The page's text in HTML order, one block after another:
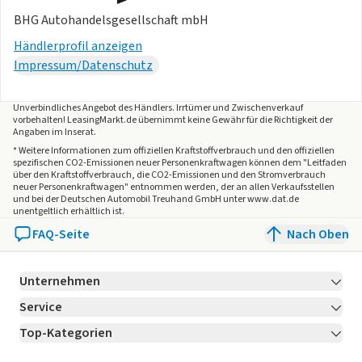
- Mobile Online Dienste Vorbereitung We Connect und We
Connect Plus
- Modellpflege
- Motor 1,0 Ltr. - 85 kW TSI
- Sonnenblenden mit Spiegel (beleuchtet)
- Stoßfänger Style
- Türabdeckung unten schwarz mit Chromleiste
- Verdeckbetätigung elektro-hydraulisch
- Wärmeschutzverglasung grün getönt
- Zentralverriegelung mit Fernbedienung
Garantie 60 Monate ab Tag der Erstzulassung, Angaben zum
kundenbetreuung(at)
Die angegebenen Verbrauchsangaben beziehen sich auf
BHG Autohandelsgesellschaft mbH
Händlerprofil anzeigen
Impressum/Datenschutz
Unverbindliches Angebot desHändlers. Irrtümer und Zwischenverkauf
vorbehalten! LeasingMarkt.de übernimmt keine Gewähr für die Richtigkeit der
Angaben im Inserat.
* Weitere Informationen zum offiziellen Kraftstoffverbrauch und den offiziellen
spezifischen CO2-Emissionen neuer Personenkraftwagen können dem "Leitfaden
über den Kraftstoffverbrauch, die CO2-Emissionen und den Stromverbrauch
neuer Personenkraftwagen" entnommen werden, der an allen Verkaufsstellen
und bei der Deutschen Automobil Treuhand GmbH unter www.dat.de
unentgeltlich erhältlich ist.
FAQ-Seite Nach Oben
Unternehmen
Über LeasingMarkt.de
Karriere Jetzt bewerben!
Service
Kontakt
Top-Kategorien